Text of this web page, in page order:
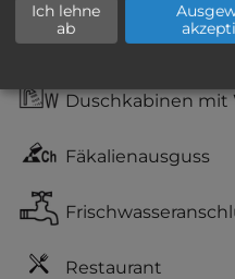
Waschbecken
Duschkabinen mit
Fäkalienausguss
Restaurant
Ich lehne
ab